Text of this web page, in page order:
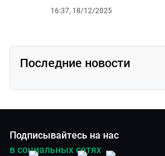
16:37, 18/12/2025
Последние новости
Подписывайтесь на нас
в социальных сетях